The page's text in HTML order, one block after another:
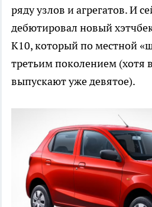
ряду узлов и агрегатов. И
дебютировал новый
K10, который по местной
третьим поколением (хотя
выпускают уже девятое).